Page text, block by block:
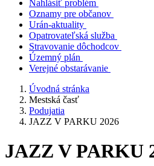
Nahlásiť problém
Oznamy pre občanov
Urán-aktuality
Opatrovateľská služba
Stravovanie dôchodcov
Územný plán
Verejné obstarávanie
Úvodná stránka
Mestská časť
Podujatia
JAZZ V PARKU 2026
JAZZ V PARKU